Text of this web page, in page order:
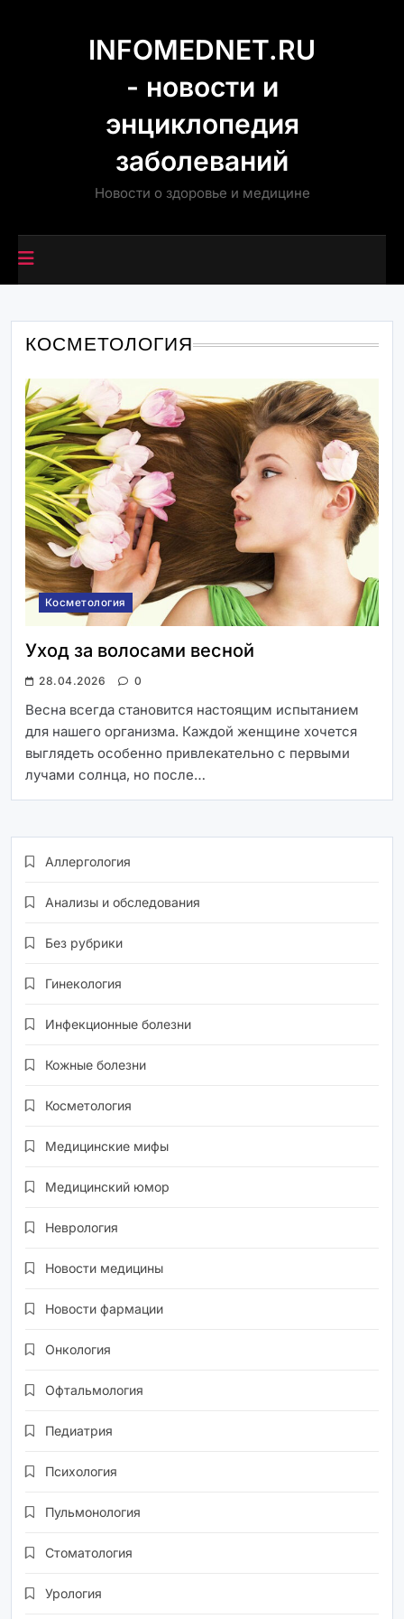
INFOMEDNET.RU
- новости и
энциклопедия
заболеваний
Новости о здоровье и медицине
КОСМЕТОЛОГИЯ
Косметология
Уход за волосами весной
28.04.2026 0
Весна всегда становится настоящим испытанием
для нашего организма. Каждой женщине хочется
выглядеть особенно привлекательно с первыми
лучами солнца, но после…
Аллергология
Анализы и обследования
Без рубрики
Гинекология
Инфекционные болезни
Кожные болезни
Косметология
Медицинские мифы
Медицинский юмор
Неврология
Новости медицины
Новости фармации
Онкология
Офтальмология
Педиатрия
Психология
Пульмонология
Стоматология
Урология